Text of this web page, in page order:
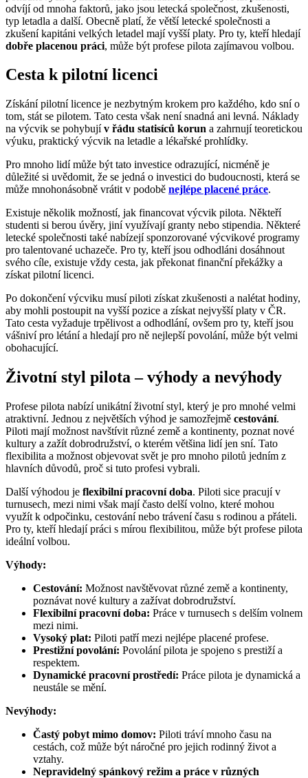
odvíjí od mnoha faktorů, jako jsou letecká společnost, zkušenosti,
typ letadla a další. Obecně platí, že větší letecké společnosti a
zkušení kapitáni velkých letadel mají vyšší platy. Pro ty, kteří hledají
dobře placenou práci, může být profese pilota zajímavou volbou.
Cesta k pilotní licenci
Získání pilotní licence je nezbytným krokem pro každého, kdo sní o
tom, stát se pilotem. Tato cesta však není snadná ani levná. Náklady
na výcvik se pohybujív řádu statisíců korun a zahrnují teoretickou
výuku, praktický výcvik na letadle a lékařské prohlídky.
Pro mnoho lidí může být tato investice odrazující, nicméně je
důležité si uvědomit, že se jedná o investici do budoucnosti, která se
může mnohonásobně vrátit v podobě nejlépe placené práce.
Existuje několik možností, jak financovat výcvik pilota. Někteří
studenti si berou úvěry, jiní využívají granty nebo stipendia. Některé
letecké společnosti také nabízejí sponzorované výcvikové programy
pro talentované uchazeče. Pro ty, kteří jsou odhodláni dosáhnout
svého cíle, existuje vždy cesta, jak překonat finanční překážky a
získat pilotní licenci.
Po dokončení výcviku musí piloti získat zkušenosti a nalétat hodiny,
aby mohli postoupit na vyšší pozice a získat nejvyšší platy v ČR.
Tato cesta vyžaduje trpělivost a odhodlání, ovšem pro ty, kteří jsou
vášniví pro létání a hledají pro ně nejlepší povolání, může být velmi
obohacující.
Životní styl pilota – výhody a nevýhody
Profese pilota nabízí unikátní životní styl, který je pro mnohé velmi
atraktivní. Jednou z největších výhod je samozřejmě cestování.
Piloti mají možnost navštívit různé země a kontinenty, poznat nové
kultury a zažít dobrodružství, o kterém většina lidí jen sní. Tato
flexibilita a možnost objevovat svět je pro mnoho pilotů jedním z
hlavních důvodů, proč si tuto profesi vybrali.
Další výhodou je flexibilní pracovní doba. Piloti sice pracují v
turnusech, mezi nimi však mají často delší volno, které mohou
využít k odpočinku, cestování nebo trávení času s rodinou a přáteli.
Pro ty, kteří hledají práci s mírou flexibilitou, může být profese pilota
ideální volbou.
Výhody:
Cestování: Možnost navštěvovat různé země a kontinenty,
poznávat nové kultury a zažívat dobrodružství.
Flexibilní pracovní doba: Práce v turnusech s delším volnem
mezi nimi.
Vysoký plat: Piloti patří mezi nejlépe placené profese.
Prestižní povolání: Povolání pilota je spojeno s prestiží a
respektem.
Dynamické pracovní prostředí: Práce pilota je dynamická a
neustále se mění.
Nevýhody:
Častý pobyt mimo domov: Piloti tráví mnoho času na
cestách, což může být náročné pro jejich rodinný život a
vztahy.
Nepravidelný spánkový režim a práce v různých